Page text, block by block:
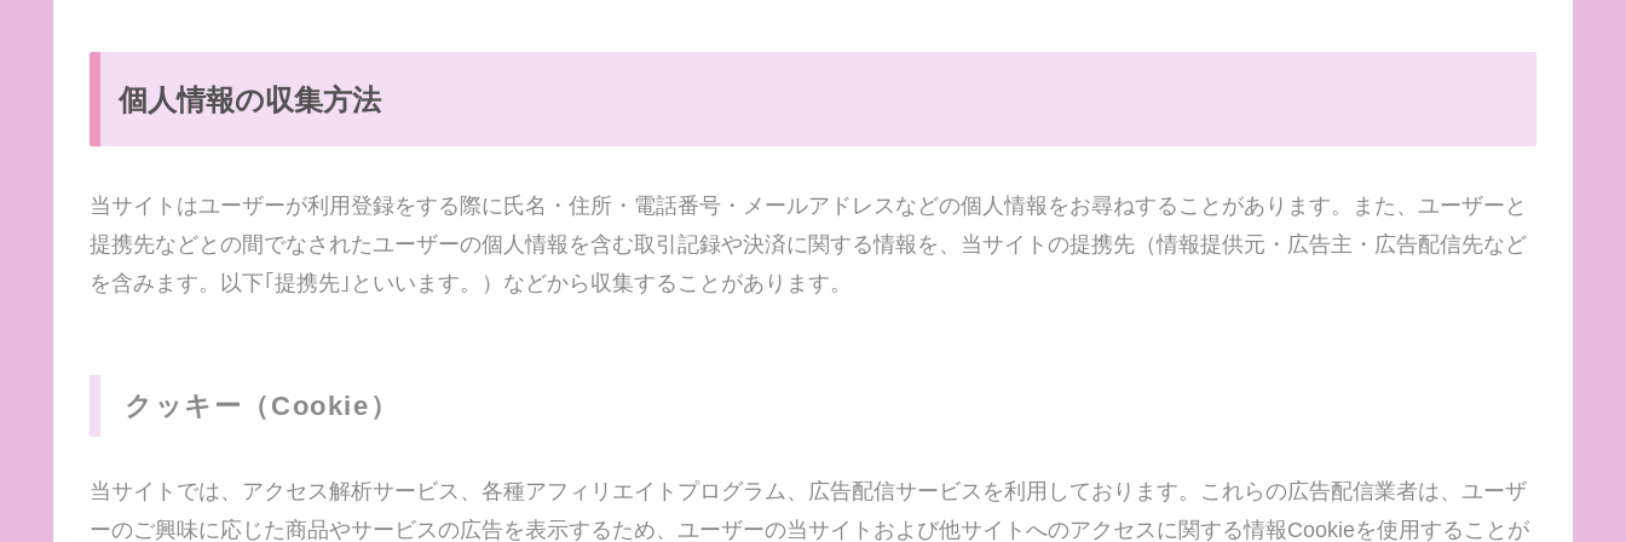
個人情報の収集方法
当サイトはユーザーが利用登録をする際に氏名・住所・電話番号・メールアドレスなどの個人情報をお尋ねすることがあります。また、ユーザーと
提携先などとの間でなされたユーザーの個人情報を含む取引記録や決済に関する情報を、当サイトの提携先（情報提供元・広告主・広告配信先など
を含みます。以下｢提携先｣といいます。）などから収集することがあります。
クッキー（Cookie）
当サイトでは、アクセス解析サービス、各種アフィリエイトプログラム、広告配信サービスを利用しております。これらの広告配信業者は、ユーザ
ーのご興味に応じた商品やサービスの広告を表示するため、ユーザーの当サイトおよび他サイトへのアクセスに関する情報Cookieを使用することが